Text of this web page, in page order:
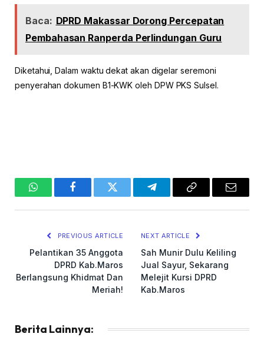
Baca: DPRD Makassar Dorong Percepatan
Pembahasan Ranperda Perlindungan Guru
Diketahui, Dalam waktu dekat akan digelar seremoni
penyerahan dokumen B1-KWK oleh DPW PKS Sulsel.
WhatsAppFacebookTwitter TelegramCopy
Email
PREVIOUS ARTICLE
Pelantikan 35 Anggota
DPRD Kab.Maros
Berlangsung Khidmat Dan
Meriah!
NEXT ARTICLE
Sah Munir Dulu Keliling
Jual Sayur, Sekarang
Melejit Kursi DPRD
Kab.Maros
Berita Lainnya: